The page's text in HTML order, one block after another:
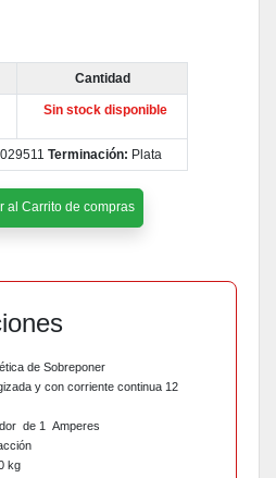
Cantidad
Sin stock disponible
029511 Terminación: Plata
al Carrito de compras
de Sobreponer
y con corriente continua 12
de 1 Amperes
kg